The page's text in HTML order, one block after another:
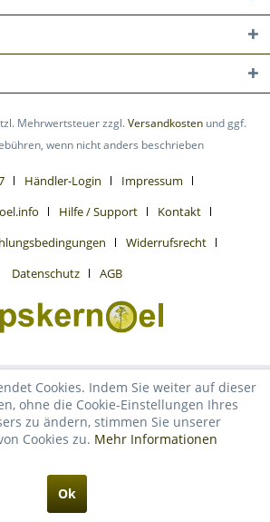
Mehrwertsteuer zzgl.Versandkosten und ggf.
wenn nicht anders beschrieben
Händler-Login
Impressum
Hilfe / Support
Kontakt
Widerrufsrecht
Datenschutz
AGB
Cookies. Indem Sie weiter auf dieser
ohne die Cookie-Einstellungen Ihres
zu ändern, stimmen Sie unserer
Cookies zu. Mehr Informationen
Ok